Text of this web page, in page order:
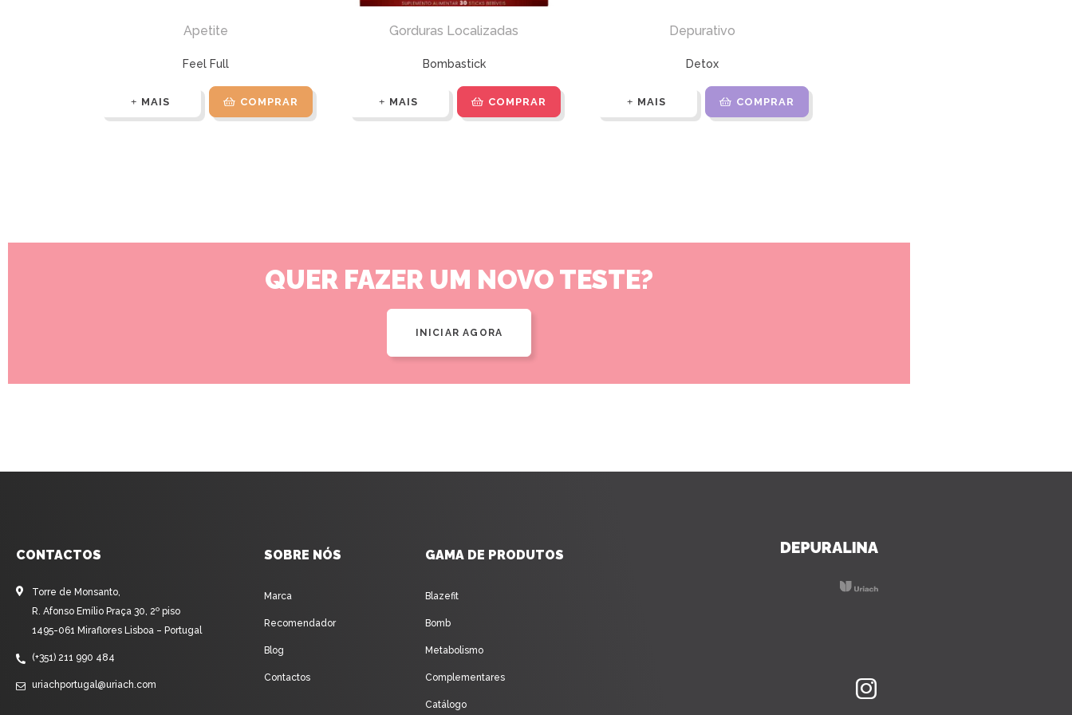
Apetite
Feel Full
MAIS COMPRAR
Gorduras Localizadas
Bombastick
MAIS COMPRAR
Depurativo
Detox
MAIS COMPRAR
QUER FAZER UM NOVO TESTE?
INICIAR AGORA
CONTACTOS
Torre de Monsanto,
R. Afonso Emílio Praça 30, 2º piso
1495-061 Miraflores Lisboa – Portugal
(+351) 211 990 484
uriachportugal@uriach.com
SOBRE NÓS
Marca
Recomendador
Blog
Contactos
GAMA DE PRODUTOS
Blazefit
Bomb
Metabolismo
Complementares
Catálogo